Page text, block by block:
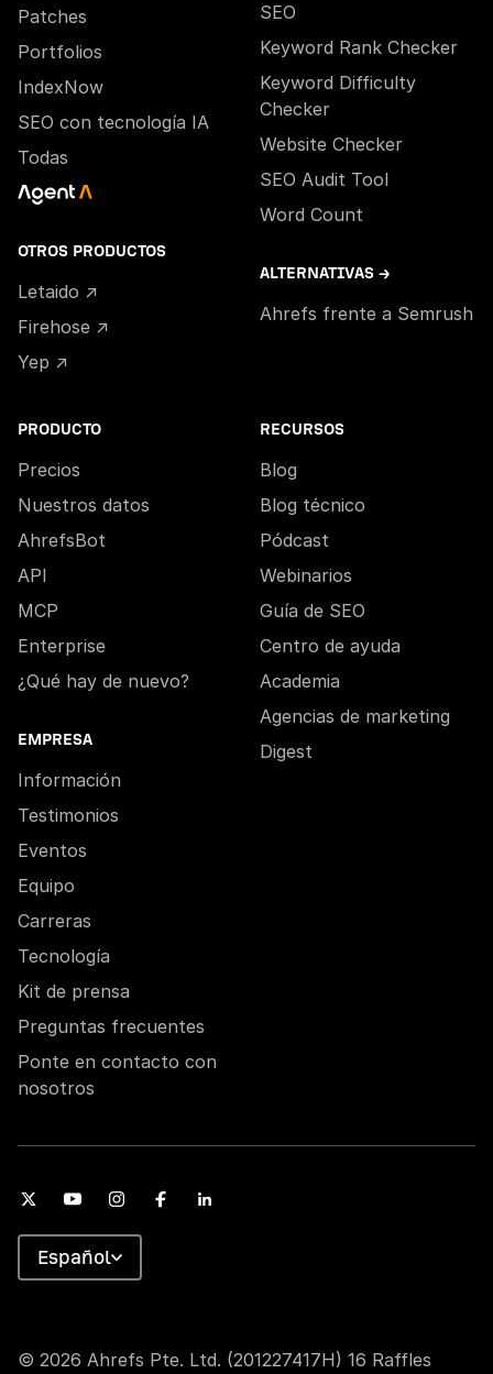
Patches
Portfolios
IndexNow
SEO con tecnología IA
Todas
OTROS PRODUCTOS
Letaido ↗
Firehose ↗
Yep ↗
SEO
Keyword Rank Checker
Keyword Difficulty
Checker
Website Checker
SEO Audit Tool
Word Count
ALTERNATIVAS →
Ahrefs frente a Semrush
PRODUCTO
Precios
Nuestros datos
AhrefsBot
API
MCP
Enterprise
¿Qué hay de nuevo?
EMPRESA
Información
Testimonios
Eventos
Equipo
Carreras
Tecnología
Kit de prensa
Preguntas frecuentes
Ponte en contacto con
nosotros
RECURSOS
Blog
Blog técnico
Pódcast
Webinarios
Guía de SEO
Centro de ayuda
Academia
Agencias de marketing
Digest
© 2026 Ahrefs Pte. Ltd. (201227417H) 16 Raffles
Español